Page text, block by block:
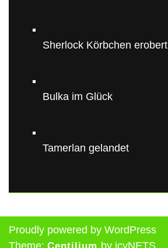
Sherlock Körbchen erobert
Bulka im Glück
Tamerlan gelandet
Proudly powered by WordPress